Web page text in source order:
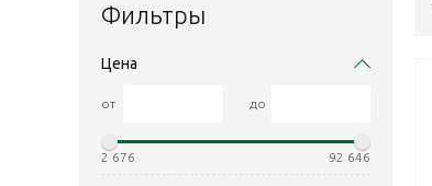
Фильтры
Цена
от до
2 676 92 646